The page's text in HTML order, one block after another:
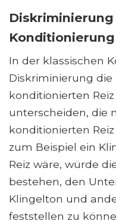
Konditionierung
In der klassischen
Diskriminierung die
konditionierten
unterscheiden, die
konditionierten
zum Beispiel ein
Reiz wäre, würde
bestehen, den
Klingelton und
feststellen zu